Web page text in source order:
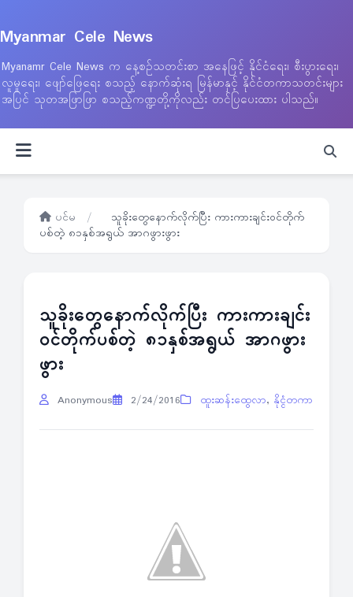
Myanmar Cele News
Myanamr Cele News က နေ့စဉ်သတင်းစာ အနေဖြင့် နိုင်ငံရေး၊ စီးပွားရေး၊
လူမှုရေး၊ ဖျော်ဖြေရေး စသည့် နောက်ဆုံးရ မြန်မာနှင့် နိုင်ငံတကာသတင်းများ
အပြင် သုတအဖြာဖြာ စသည့်ကဏ္ဍတို့ကိုလည်း တင်ပြပေးထား ပါသည်။
ပင်မ /
သူခိုးတွေနောက်လိုက်ပြီး ကားကားချင်းဝင်တိုက်
ပစ်တဲ့ ၈၁နှစ်အရွယ် အာဂဖွားဖွား
သူခိုးတွေနောက်လိုက်ပြီး ကားကားချင်း
ဝင်တိုက်ပစ်တဲ့ ၈၁နှစ်အရွယ် အာဂဖွား
ဖွား
Anonymous 2/24/2016 ထူးဆန်းထွေလာ, နိုင္ငံတကာ